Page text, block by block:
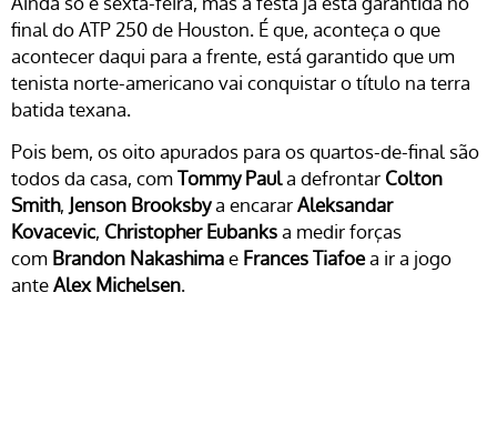
final do ATP 250 de Houston. É que, aconteça o que
acontecer daqui para a frente, está garantido que um
tenista norte-americano vai conquistar o título na terra
batida texana.
Pois bem, os oito apurados para os quartos-de-final são
todos da casa, comTommy Paula defrontar Colton
Smith,Jenson Brooksbya encararAleksandar
Kovacevic, Christopher Eubanksa medir forças
com Brandon Nakashimae Frances Tiafoea ir a jogo
anteAlex Michelsen.